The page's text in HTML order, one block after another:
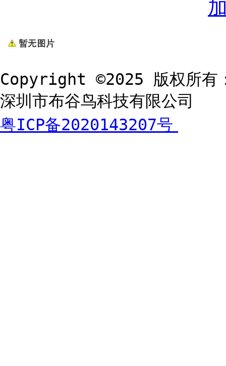
Copyright ©2025 版权所有
深圳市布谷鸟科技有限公司
粤ICP备2020143207号